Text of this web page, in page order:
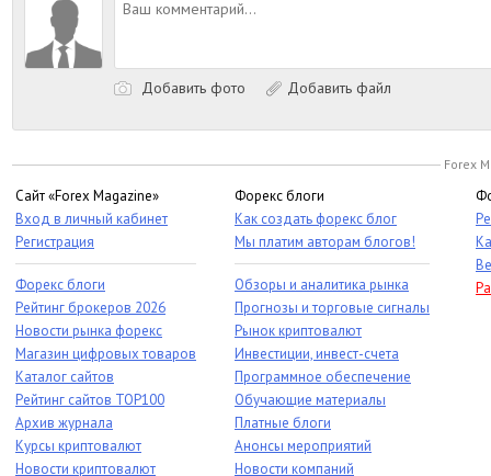
Добавить фото Добавить файл
Forex
Сайт «Forex Magazine»
Вход в личный кабинет
Регистрация
Форекс блоги
Рейтинг брокеров 2026
Новости рынка форекс
Магазин цифровых товаров
Каталог сайтов
Рейтинг сайтов TOP100
Архив журнала
Курсы криптовалют
Новости криптовалют
Форекс блоги
Как создать форекс блог
Мы платим авторам блогов!
Обзоры и аналитика рынка
Прогнозы и торговые сигналы
Рынок криптовалют
Инвестиции, инвест-счета
Программное обеспечение
Обучающие материалы
Платные блоги
Анонсы мероприятий
Новости компаний